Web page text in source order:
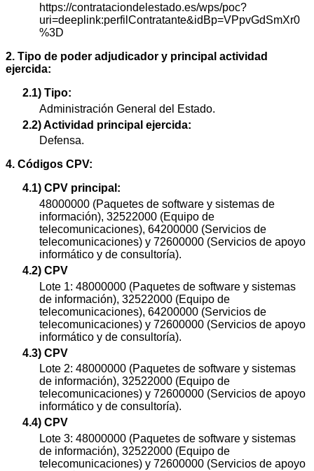
https://contrataciondelestado.es/wps/poc?
uri=deeplink:perfilContratante&idBp=VPpvGdSmXr0
%3D
2. Tipo de poder adjudicador y principal actividad
ejercida:
2.1) Tipo:
Administración General del Estado.
2.2) Actividad principal ejercida:
Defensa.
4. Códigos CPV:
4.1) CPV principal:
48000000 (Paquetes de software y sistemas de
información), 32522000 (Equipo de
telecomunicaciones), 64200000 (Servicios de
telecomunicaciones) y 72600000 (Servicios de apoyo
informático y de consultoría).
4.2) CPV
Lote 1: 48000000 (Paquetes de software y sistemas
de información), 32522000 (Equipo de
telecomunicaciones), 64200000 (Servicios de
telecomunicaciones) y 72600000 (Servicios de apoyo
informático y de consultoría).
4.3) CPV
Lote 2: 48000000 (Paquetes de software y sistemas
de información), 32522000 (Equipo de
telecomunicaciones) y 72600000 (Servicios de apoyo
informático y de consultoría).
4.4) CPV
Lote 3: 48000000 (Paquetes de software y sistemas
de información), 32522000 (Equipo de
telecomunicaciones) y 72600000 (Servicios de apoyo